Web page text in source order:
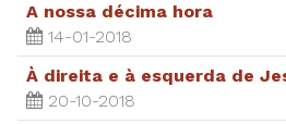
A nossa décima hora
14-01-2018
À direita e à esquerda de
20-10-2018